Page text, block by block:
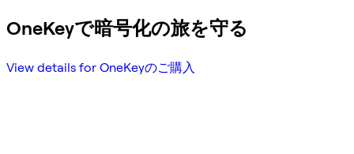
OneKeyで暗号化の旅を守る
View details for OneKeyのご購入